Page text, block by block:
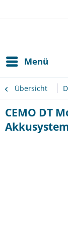
Menü
Übersicht
CEMO DT